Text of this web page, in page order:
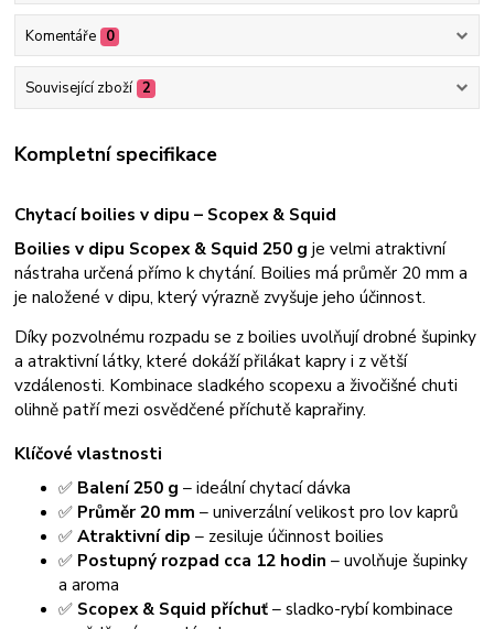
Komentáře 0
Související zboží 2
Kompletní specifikace
Chytací boilies v dipu – Scopex & Squid
Boilies v dipu Scopex & Squid 250 g je velmi atraktivní
nástraha určená přímo k chytání. Boilies má průměr 20 mm a
je naložené v dipu, který výrazně zvyšuje jeho účinnost.
Díky pozvolnému rozpadu se z boilies uvolňují drobné šupinky
a atraktivní látky, které dokáží přilákat kapry i z větší
vzdálenosti. Kombinace sladkého scopexu a živočišné chuti
olihně patří mezi osvědčené příchutě kaprařiny.
Klíčové vlastnosti
✅ Balení 250 g – ideální chytací dávka
✅ Průměr 20 mm – univerzální velikost pro lov kaprů
✅Atraktivní dip – zesiluje účinnost boilies
✅ Postupný rozpad cca 12 hodin – uvolňuje šupinky
a aroma
✅ Scopex & Squid příchuť– sladko-rybí kombinace